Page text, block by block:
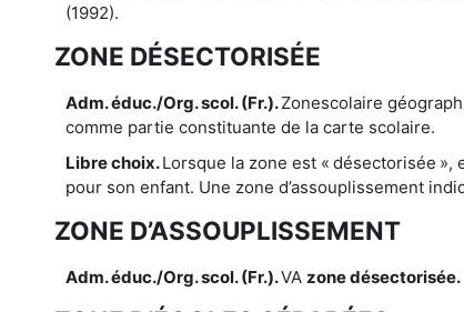
(1992).
ZONE DÉSECTORISÉE
Adm. éduc./Org. scol. (Fr.).Zonescolaire
comme partie constituante de la carte scolaire.
Libre choix.Lorsque la zone est « désectorisée
pour son enfant. Une zone d’assouplissement
ZONE D’ASSOUPLISSEMENT
Adm. éduc./Org. scol. (Fr.).VA zone désectorisée.